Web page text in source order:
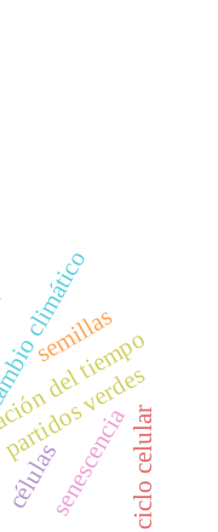
del tiempo
partidos verdes
senescencia
células ciclo celular
semillas